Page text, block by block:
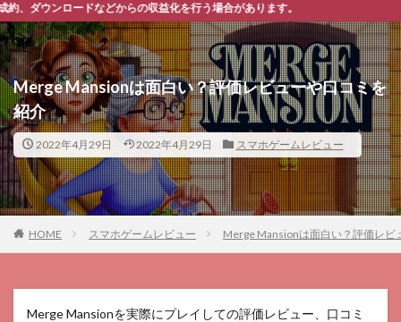
益化を行う場合があります。
Merge Mansionは面白い？評価レビューや口コミを
紹介
2022年4月29日 2022年4月29日 スマホゲームレビュー
HOME スマホゲームレビュー Merge Mansionは面白い？評価レビ
Merge Mansionを実際にプレイしての評価レビュー、口コミ